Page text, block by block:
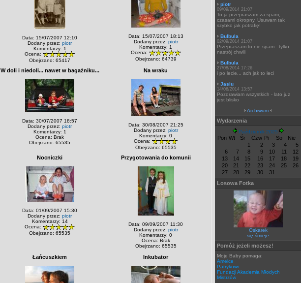
Data: 15/07/2007 12:10
Dodany przez: piotr
Komentarzy: 1
Ocena:
Obejrzano: 65417
Data: 15/07/2007 18:13
Dodany przez: piotr
Komentarzy: 1
Ocena:
Obejrzano: 64739
W doli i niedoli... nawet w bagażniku...
Data: 30/07/2007 18:57
Dodany przez: piotr
Komentarzy: 1
Ocena: Brak
Obejrzano: 65535
Na wraku
Data: 30/08/2007 21:25
Dodany przez: piotr
Komentarzy: 0
Ocena:
Obejrzano: 65535
Nocniczki
Data: 01/09/2007 15:30
Dodany przez: piotr
Komentarzy: 14
Ocena:
Obejrzano: 65535
Przygotowania do komunii
Data: 09/09/2007 11:30
Dodany przez: piotr
Komentarzy: 0
Ocena: Brak
Obejrzano: 65535
Łańcuszkiem Inkubator
piotr
09/09/2014 21:07
To ja przepraszam za spam,
czasami okropny. Usuwam tak
szybko jak potrafię!
Bulbula
02/09/2014 21:07
Przepraszam to nie spam - tylko
nastrój chwili
Bulbula
27/08/2014 17:26
i po lecie... ach jak to leci
Jasiu
14/06/2014 13:57
Pozdrawiam wszystkich - lato już
jest blisko
Archiwum
Wydarzenia
Październik 2025
Pon Wt Śr Czw Pi So
Nie
1
2 3 4
5
6
7 8 9 10 11
12
13
14 15 16 17 18
19
20
21 22 23 24 25
26
27
28 29 30
31
Losowa Fotka
Oskarek
się śmieje
Pomóż jeżeli możesz!
Moje Baby pomaga:
Amelce
Patrykowi
Fundacji Akademia Młodych
Mistrzów